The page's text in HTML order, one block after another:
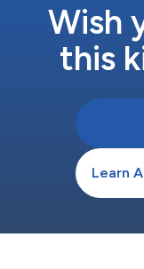
Wish
this
Learn